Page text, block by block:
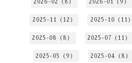
2026-02（8） 2026-01（9）
2025-11（12） 2025-10（11）
2025-08（8） 2025-07（11）
2025-05（9） 2025-04（8）